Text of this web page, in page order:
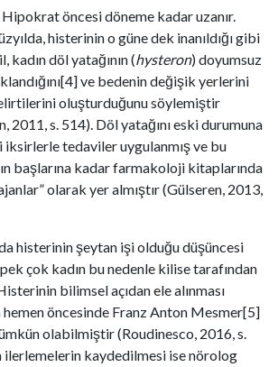
öncesi döneme kadar uzanır.
histerinin o güne dek inanıldığı gibi
döl yatağının (hysteron) doyumsuz
ve bedenin değişik yerlerini
oluşturduğunu söylemiştir
2011, s. 514). Döl yatağını eski durumuna
tedaviler uygulanmış ve bu
başlarına kadar farmakoloji kitaplarında
olarak yer almıştır (Gülseren, 2013,
histerinin şeytan işi olduğu düşüncesi
çok kadın bu nedenle kilise tarafından
bilimsel açıdan ele alınması
hemen öncesinde Franz Anton Mesmer[5]
olabilmiştir (Roudinesco, 2016, s.
ilerlemelerin kaydedilmesi ise nörolog